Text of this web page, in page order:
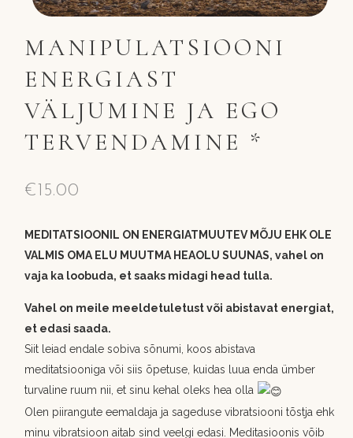
MANIPULATSIOONI
ENERGIAST
VÄLJUMINE JA EGO
TERVENDAMINE *
€ 15.00
MEDITATSIOONIL ON ENERGIATMUUTEV MÕJU EHK OLE
VALMIS OMA ELU MUUTMA HEAOLU SUUNAS, vahel on
vaja ka loobuda, et saaks midagi head tulla.
Vahel on meile meeldetuletust või abistavat energiat,
et edasi saada.
Siit leiad endale sobiva sõnumi, koos abistava
meditatsiooniga või siis õpetuse, kuidas luua enda ümber
turvaline ruum nii, et sinu kehal oleks hea olla
Olen piirangute eemaldaja ja sageduse vibratsiooni tõstja ehk
minu vibratsioon aitab sind veelgi edasi. Meditasioonis võib